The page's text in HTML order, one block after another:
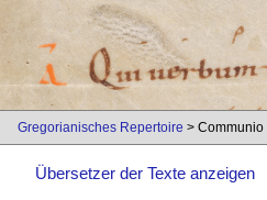
Gregorianisches Repertoire >
Übersetzer der Texte anzeigen